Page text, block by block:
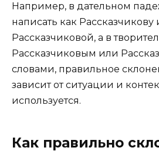
Например, в дательном
написать как Рассказчикову
Рассказчиковой, а в
Рассказчиковым или
словами, правильное
зависит от ситуации и
используется.
Как правильно